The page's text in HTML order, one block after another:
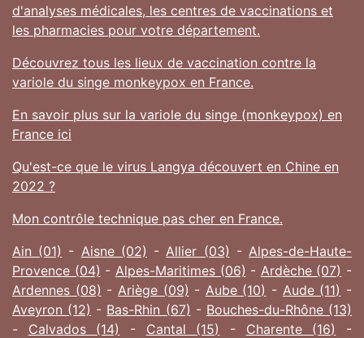
d'analyses médicales, les centres de vaccinations et
les pharmacies pour votre département.
Découvrez tous les lieux de vaccination contre la
variole du singe monkeypox en France.
En savoir plus sur la variole du singe (monkeypox) en
France ici
Qu'est-ce que le virus Langya découvert en Chine en
2022 ?
Mon contrôle technique pas cher en France.
Ain (01) - Aisne (02) - Allier (03) - Alpes-de-Haute-
Provence (04) - Alpes-Maritimes (06) - Ardèche (07) -
Ardennes (08) - Ariège (09) - Aube (10) - Aude (11) -
Aveyron (12) - Bas-Rhin (67) - Bouches-du-Rhône (13)
- Calvados (14) - Cantal (15) - Charente (16)
-